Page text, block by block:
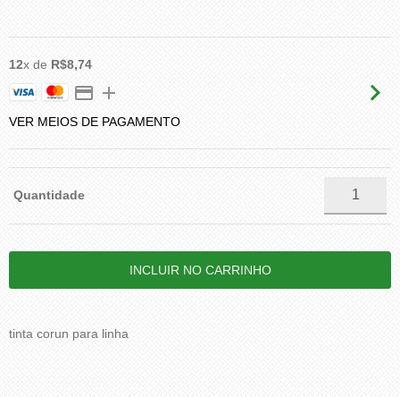
12x de R$8,74
VER MEIOS DE PAGAMENTO
Quantidade
tinta corun para linha